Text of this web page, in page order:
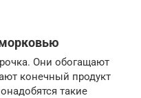
Они обогащают
конечный продукт
такие